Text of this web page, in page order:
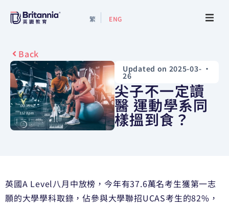
繁 ENG
Events
Study Guide
Study Info
Contact Us
Back
Updated on 2025-03-
26
•
尖子不一定讀
醫 運動學系同
樣搵到食？
英國A Level八月中放榜，今年有37.6萬名考生獲第一志
願的大學學科取錄，佔參與大學聯招UCAS考生的82%，